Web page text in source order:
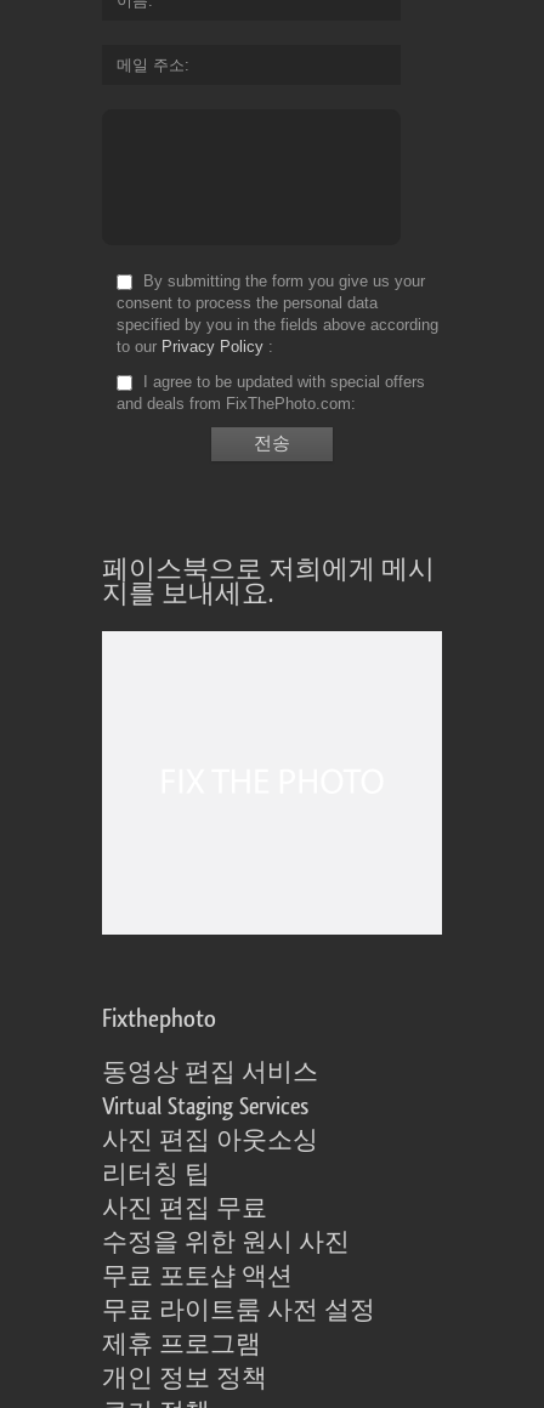
메일 주소
By submitting the form you give us your
consent to process the personal data
specified by you in the fields above according
to our Privacy Policy
I agree to be updated with special offers
and deals from FixThePhoto.com
페이스북으로 저희에게 메시
지를 보내세요.
Fixthephoto
동영상 편집 서비스
Virtual Staging Services
사진 편집 아웃소싱
리터칭 팁
사진 편집 무료
수정을 위한 원시 사진
무료 포토샵 액션
무료 라이트룸 사전 설정
제휴 프로그램
개인 정보 정책